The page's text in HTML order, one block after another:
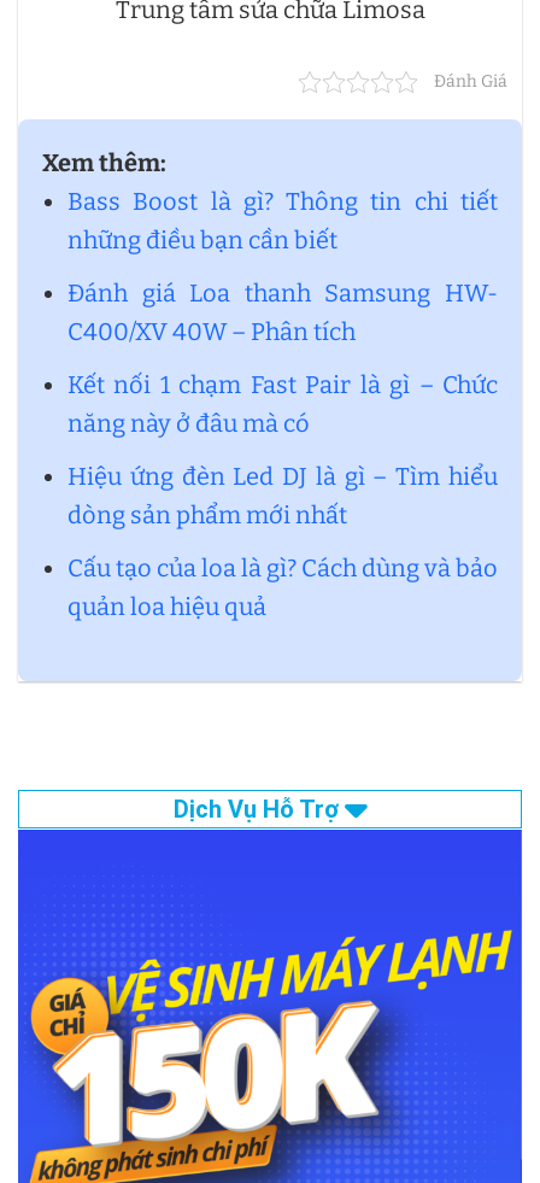
Trung tâm sửa chữa Limosa
Đánh Giá
Xem thêm:
Bass Boost là gì? Thông tin chi tiết
những điều bạn cần biết
Đánh giá Loa thanh Samsung HW-
C400/XV 40W – Phân tích
Kết nối 1 chạm Fast Pair là gì – Chức
năng này ở đâu mà có
Hiệu ứng đèn Led DJ là gì – Tìm hiểu
dòng sản phẩm mới nhất
Cấu tạo của loa là gì? Cách dùng và bảo
quản loa hiệu quả
Dịch Vụ Hỗ Trợ